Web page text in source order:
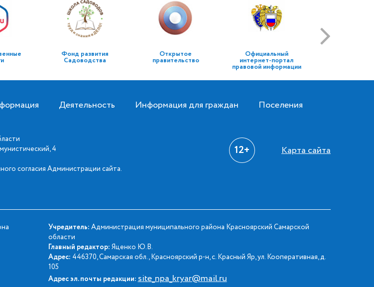
Фонд развития
Садоводства
Открытое
правительство
Официальный
интернет-портал
правовой информации
Деятельность Информация для граждан Поселения
4
согласия Администрации сайта.
12+ Карта сайта
Учредитель: Администрация муниципального района Красноярский Самарской
области
Главный редактор: Яценко Ю.В.
Адрес: 446370, Самарская обл., Красноярский р-н, с. Красный Яр, ул. Кооперативная, д.
105
Адрес эл. почты редакции:site_npa_kryar@mail.ru